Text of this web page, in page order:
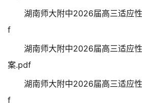
湖南师大附中2026届高三适应
f
湖南师大附中2026届高三适应
案.pdf
湖南师大附中2026届高三适应
f